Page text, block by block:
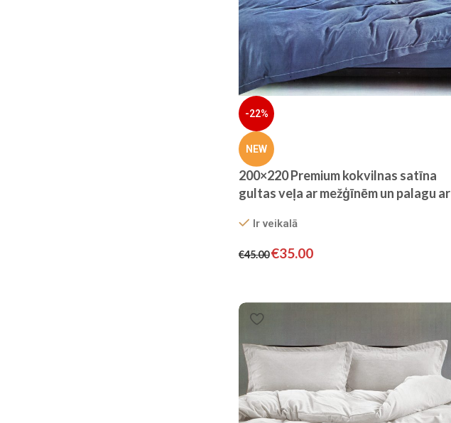
-22%
NEW
200×220 Premium kokvilnas satīna
gultas veļa ar mežģīnēm un palagu ar
Ir veikalā
€45.00€35.00